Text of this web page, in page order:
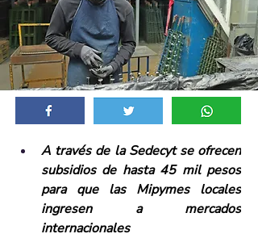
A través de la Sedecyt se ofrecen
subsidios de hasta 45 mil pesos
para que las Mipymes locales
ingresen a mercados
internacionales